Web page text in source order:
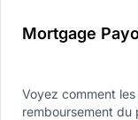
Mortgage
Voyez comment
remboursement du